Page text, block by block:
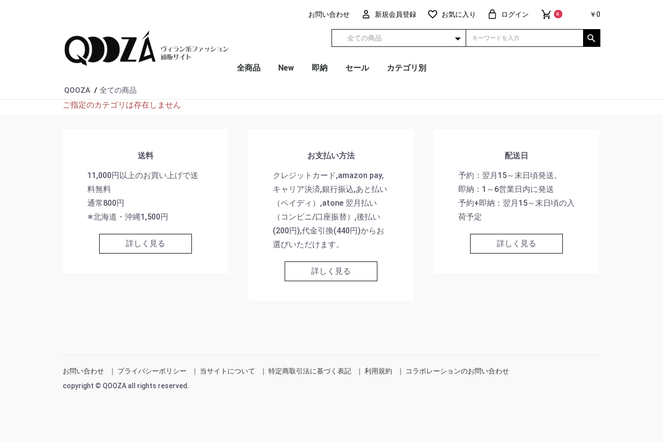
お問い合わせ 新規会員登録 お気に入り ログイン 0 ￥0
全商品 New 即納 セール カテゴリ別
QOOZA 全ての商品
ご指定のカテゴリは存在しません
送料
11,000円以上のお買い上げで送
料無料
通常800円
※北海道・沖縄1,500円
詳しく見る
お支払い方法
クレジットカード,amazon pay,
キャリア決済,銀行振込,あと払い
（ペイディ）,atone 翌月払い
（コンビニ/口座振替）,後払い
(200円),代金引換(440円)からお
選びいただけます。
詳しく見る
配送日
予約：翌月15～末日頃発送。
即納：1～6営業日内に発送
予約+即納：翌月15～末日頃の入
荷予定
詳しく見る
お問い合わせ ｜ プライバシーポリシー ｜ 当サイトについて ｜ 特定商取引法に基づく表記 ｜ 利用規約 ｜
コラボレーションのお問い合わせ
copyright © QOOZA all rights reserved.